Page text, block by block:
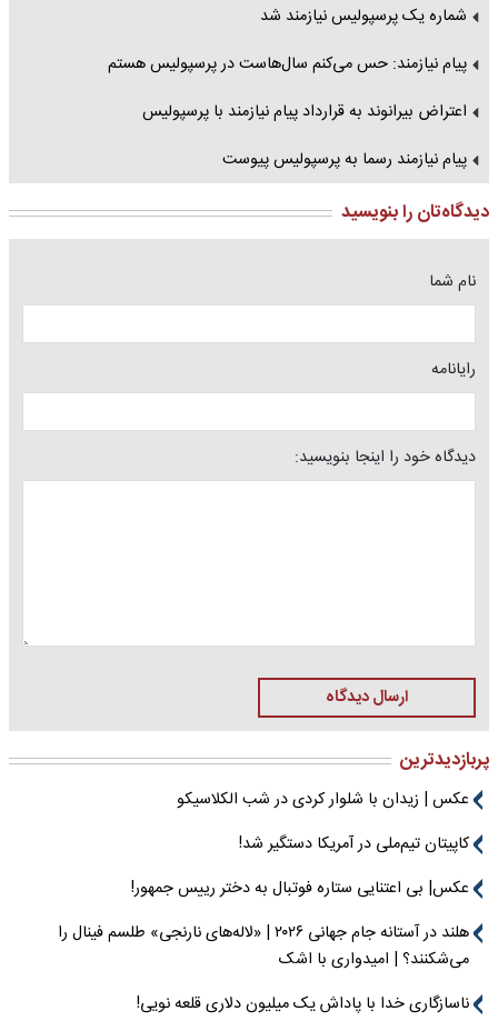
شماره یک پرسپولیس نیازمند شد
پیام نیازمند: حس می‌کنم سال‌هاست در پرسپولیس هستم
اعتراض بیرانوند به قرارداد پیام نیازمند با پرسپولیس
پیام نیازمند رسما به پرسپولیس پیوست
دیدگاه‌تان را بنویسید
نام شما
رایانامه
دیدگاه خود را اینجا بنویسید:
ارسال دیدگاه
پربازدیدترین
عکس | زیدان با شلوار کردی در شب الکلاسیکو
کاپیتان تیم‌ملی در آمریکا دستگیر شد!
عکس| بی اعتنایی ستاره فوتبال به دختر رییس جمهور!
هلند در آستانه جام جهانی ۲۰۲۶ | «لاله‌های نارنجی» طلسم فینال را
می‌شکنند؟ | امیدواری با اشک
ناسازگاری خدا با پاداش یک میلیون دلاری قلعه نویی!